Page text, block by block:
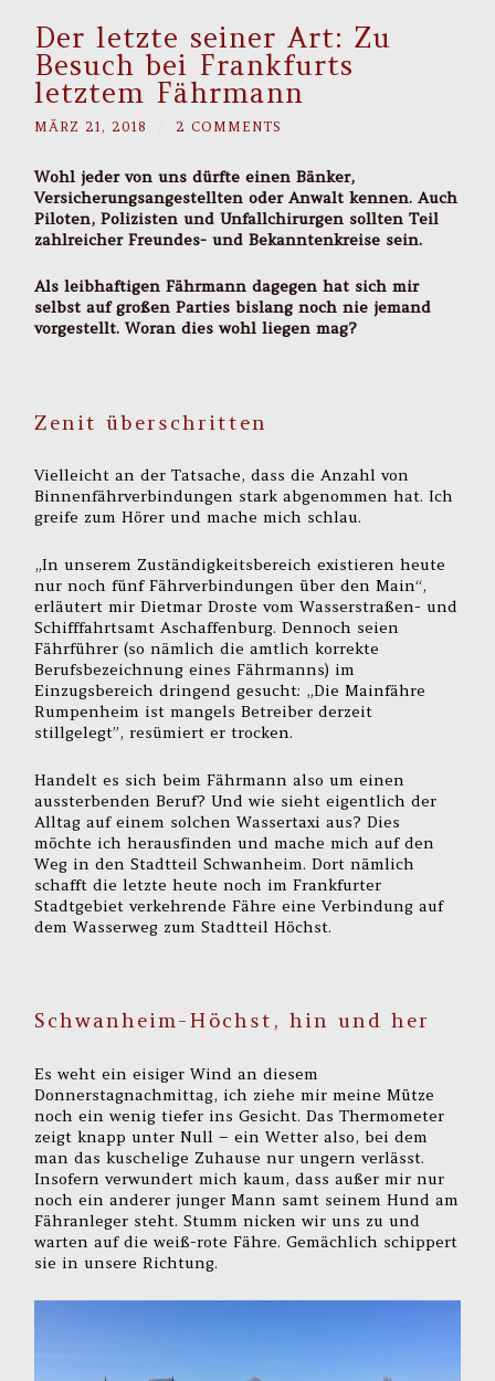
Der letzte seiner Art: Zu
Besuch bei Frankfurts
letztem Fährmann
MÄRZ 21, 2018 2 COMMENTS
Wohl jeder von uns dürfte einen Bänker,
Versicherungsangestellten oder Anwalt kennen. Auch
Piloten, Polizisten und Unfallchirurgen sollten Teil
zahlreicher Freundes- und Bekanntenkreise sein.
Als leibhaftigen Fährmann dagegen hat sich mir
selbst auf großen Parties bislang noch nie jemand
vorgestellt. Woran dies wohl liegen mag?
Zenit überschritten
Vielleicht an der Tatsache, dass die Anzahl von
Binnenfährverbindungen stark abgenommen hat. Ich
greife zum Hörer und mache mich schlau.
„In unserem Zuständigkeitsbereich existieren heute
nur noch fünf Fährverbindungen über den Main“,
erläutert mir Dietmar Droste vom Wasserstraßen- und
Schifffahrtsamt Aschaffenburg. Dennoch seien
Fährführer (so nämlich die amtlich korrekte
Berufsbezeichnung eines Fährmanns) im
Einzugsbereich dringend gesucht: „Die Mainfähre
Rumpenheim ist mangels Betreiber derzeit
stillgelegt”, resümiert er trocken.
Handelt es sich beim Fährmann also um einen
aussterbenden Beruf? Und wie sieht eigentlich der
Alltag auf einem solchen Wassertaxi aus? Dies
möchte ich herausfinden und mache mich auf den
Weg in den Stadtteil Schwanheim. Dort nämlich
schafft die letzte heute noch im Frankfurter
Stadtgebiet verkehrende Fähre eine Verbindung auf
dem Wasserweg zum Stadtteil Höchst.
Schwanheim-Höchst, hin und her
Es weht ein eisiger Wind an diesem
Donnerstagnachmittag, ich ziehe mir meine Mütze
noch ein wenig tiefer ins Gesicht. Das Thermometer
zeigt knapp unter Null – ein Wetter also, bei dem
man das kuschelige Zuhause nur ungern verlässt.
Insofern verwundert mich kaum, dass außer mir nur
noch ein anderer junger Mann samt seinem Hund am
Fähranleger steht. Stumm nicken wir uns zu und
warten auf die weiß-rote Fähre. Gemächlich schippert
sie in unsere Richtung.